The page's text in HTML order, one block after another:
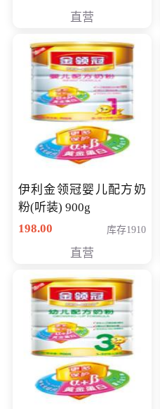
直营
伊利金领冠婴儿配方奶
粉(听装) 900g
198.00
库存1910
直营